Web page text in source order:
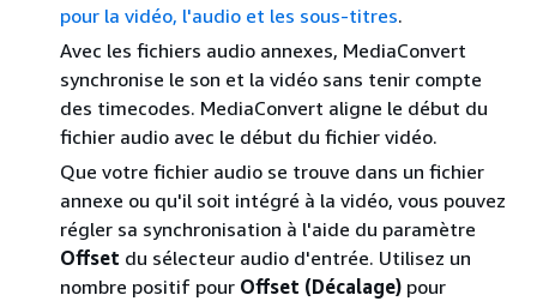
pour la vidéo, l'audio et les sous-titres.
Avec les fichiers audio annexes, MediaConvert
synchronise le son et la vidéo sans tenir compte
des timecodes. MediaConvert aligne le début du
fichier audio avec le début du fichier vidéo.
Que votre fichier audio se trouve dans un fichier
annexe ou qu'il soit intégré à la vidéo, vous pouvez
régler sa synchronisation à l'aide du paramètre
Offset du sélecteur audio d'entrée. Utilisez un
nombre positif pour Offset (Décalage) pour